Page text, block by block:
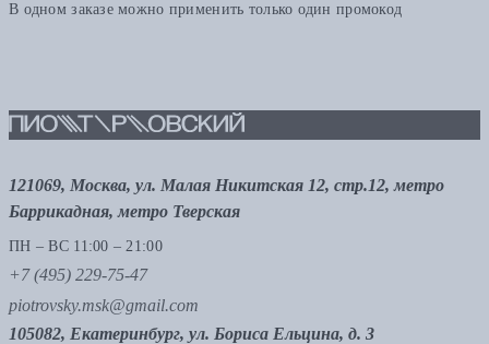
В одном заказе можно применить только один промокод
121069, Москва, ул. Малая Никитская 12, стр.12, метро
Баррикадная, метро Тверская
ПН – ВС 11:00 – 21:00
+7 (495) 229-75-47
piotrovsky.msk@gmail.com
105082, Екатеринбург, ул. Бориса Ельцина, д. 3